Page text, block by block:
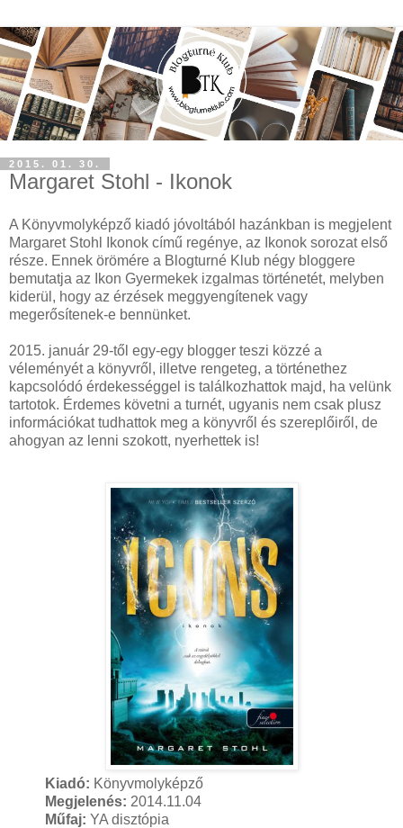
2015. 01. 30.
Margaret Stohl - Ikonok
A Könyvmolyképző kiadó jóvoltából hazánkban is megjelent
Margaret Stohl Ikonok című regénye, az Ikonok sorozat első
része. Ennek örömére a Blogturné Klub négy bloggere
bemutatja az Ikon Gyermekek izgalmas történetét, melyben
kiderül, hogy az érzések meggyengítenek vagy
megerősítenek-e bennünket.
2015. január 29-től egy-egy blogger teszi közzé a
véleményét a könyvről, illetve rengeteg, a történethez
kapcsolódó érdekességgel is találkozhattok majd, ha velünk
tartotok. Érdemes követni a turnét, ugyanis nem csak plusz
információkat tudhattok meg a könyvről és szereplőiről, de
ahogyan az lenni szokott, nyerhettek is!
Kiadó: Könyvmolyképző
Megjelenés: 2014.11.04
Műfaj: YA disztópia